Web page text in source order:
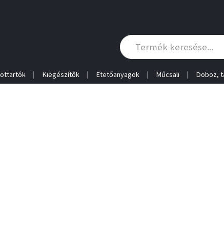
Kiegészítők Etetőanyagok Műcsali Doboz,